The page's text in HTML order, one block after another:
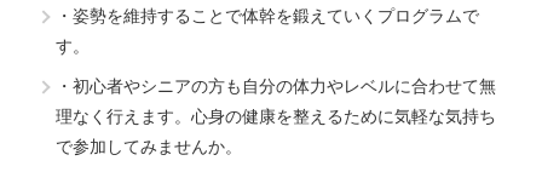
・姿勢を維持することで体幹を鍛えていくプログラムで
す。
・初心者やシニアの方も自分の体力やレベルに合わせて無
理なく行えます。心身の健康を整えるために気軽な気持ち
で参加してみませんか。